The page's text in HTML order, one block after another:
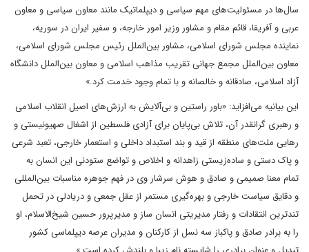
سال‌ها در مسئولیت‌های مهم سیاسی و دیپلماتیک مانند معاون سیاسی و معاون
عربی و آفریقا، قائم مقام و مشاور وزیر امور خارجه، و سفیر ایران در سوریه،
نماینده مجلس شورای اسلامی، مشاور بین‌الملل رئیس مجلس شورای اسلامی،
معاون بین‌الملل مجمع جهانی تقریب مذاهب اسلامی و معاون بین‌الملل دانشگاه
آزاد اسلامی، صادقانه و خالصانه و با تمام وجود خدمت کرد.»
این بیانیه می‌افزاید: «باور راستین و بی‌آلایش به ارزش‌های اصیل انقلاب اسلامی
و رهبری گرانقدر آن، تلاش بی‌پایان برای آزادی فلسطین از اشغال صهیونیستی و
رهایی ملت‌های منطقه از قید و بند استبداد داخلی و استعمار خارجی، تعبد شرعی
و پاک دستی و ساده‌زیستی زاهدانه و اخلاص و تواضع ستودنی این انسان به
تمام معنا صمیمی و صادق و هوش سرشار وی در فهم جوهره مناسبات بین‌المللی
و دقایق سیاست خارجی و بهره‌گیری مستمر از عقل جمعی و دریادلی در تحمل
تندترین انتقادات و رفتار مدیریتی انسان ساز و مدیرپرور حسین شیخ‌الاسلام، او
را به برادر صادق و پاکباز سه نسل از کارکنان و مدیران عرصه دیپلماسی کشور